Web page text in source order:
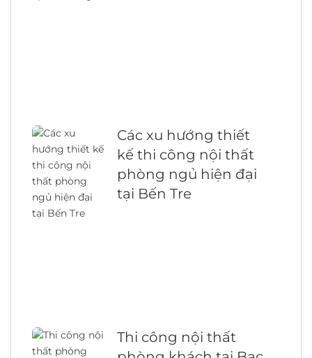
Các xu hướng thiết
kế thi công nội thất
phòng ngủ hiện đại
tại Bến Tre
Thi công nội thất